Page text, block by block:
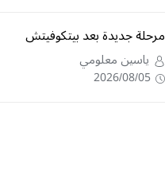
مرحلة جديدة بعد بيتكوفيتش
ياسين معلومي
2026/08/05